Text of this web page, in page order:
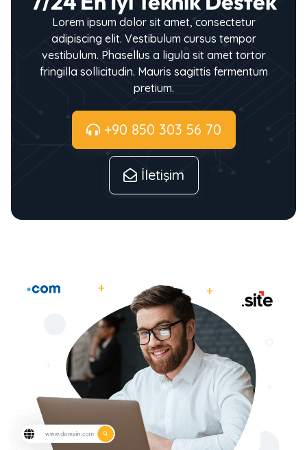
Lorem ipsum dolor sit amet, consectetur
adipiscing elit. Vestibulum cursus tempor
vestibulum. Phasellus a ligula sit amet tortor
fringilla sollicitudin. Mauris sagittis fermentum
pretium.
+90 850 303 56 70
İletişim